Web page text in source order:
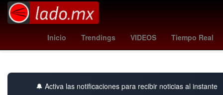
Inicio Trendings VIDEOS Tiempo Real
Nintendo mormon church padrón
Instituto del
🔔 Activa las notificaciones para recibir noticias al instante